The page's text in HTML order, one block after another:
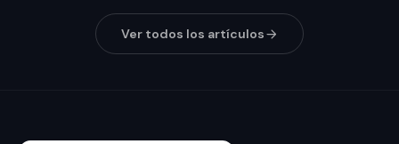
Ver todos los artículos